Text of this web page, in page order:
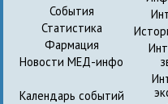
События
Статистика
Фармация
Новости МЕД-инфо
Календарь событий